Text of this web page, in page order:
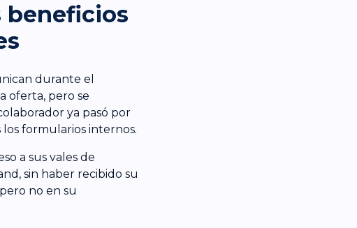
beneficios
durante el
oferta, pero se
ya pasó por
formularios internos.
a sus vales de
sin haber recibido su
no en su